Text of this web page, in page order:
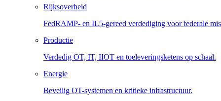
Rijksoverheid
FedRAMP- en IL5-gereed verdediging voor federale
Productie
Verdedig OT, IT, IIOT en toeleveringsketens op schaal.
Energie
Beveilig OT-systemen en kritieke infrastructuur.